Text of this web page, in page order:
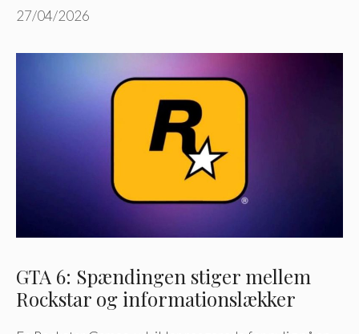
27/04/2026
GTA 6: Spændingen stiger mellem
Rockstar og informationslækker